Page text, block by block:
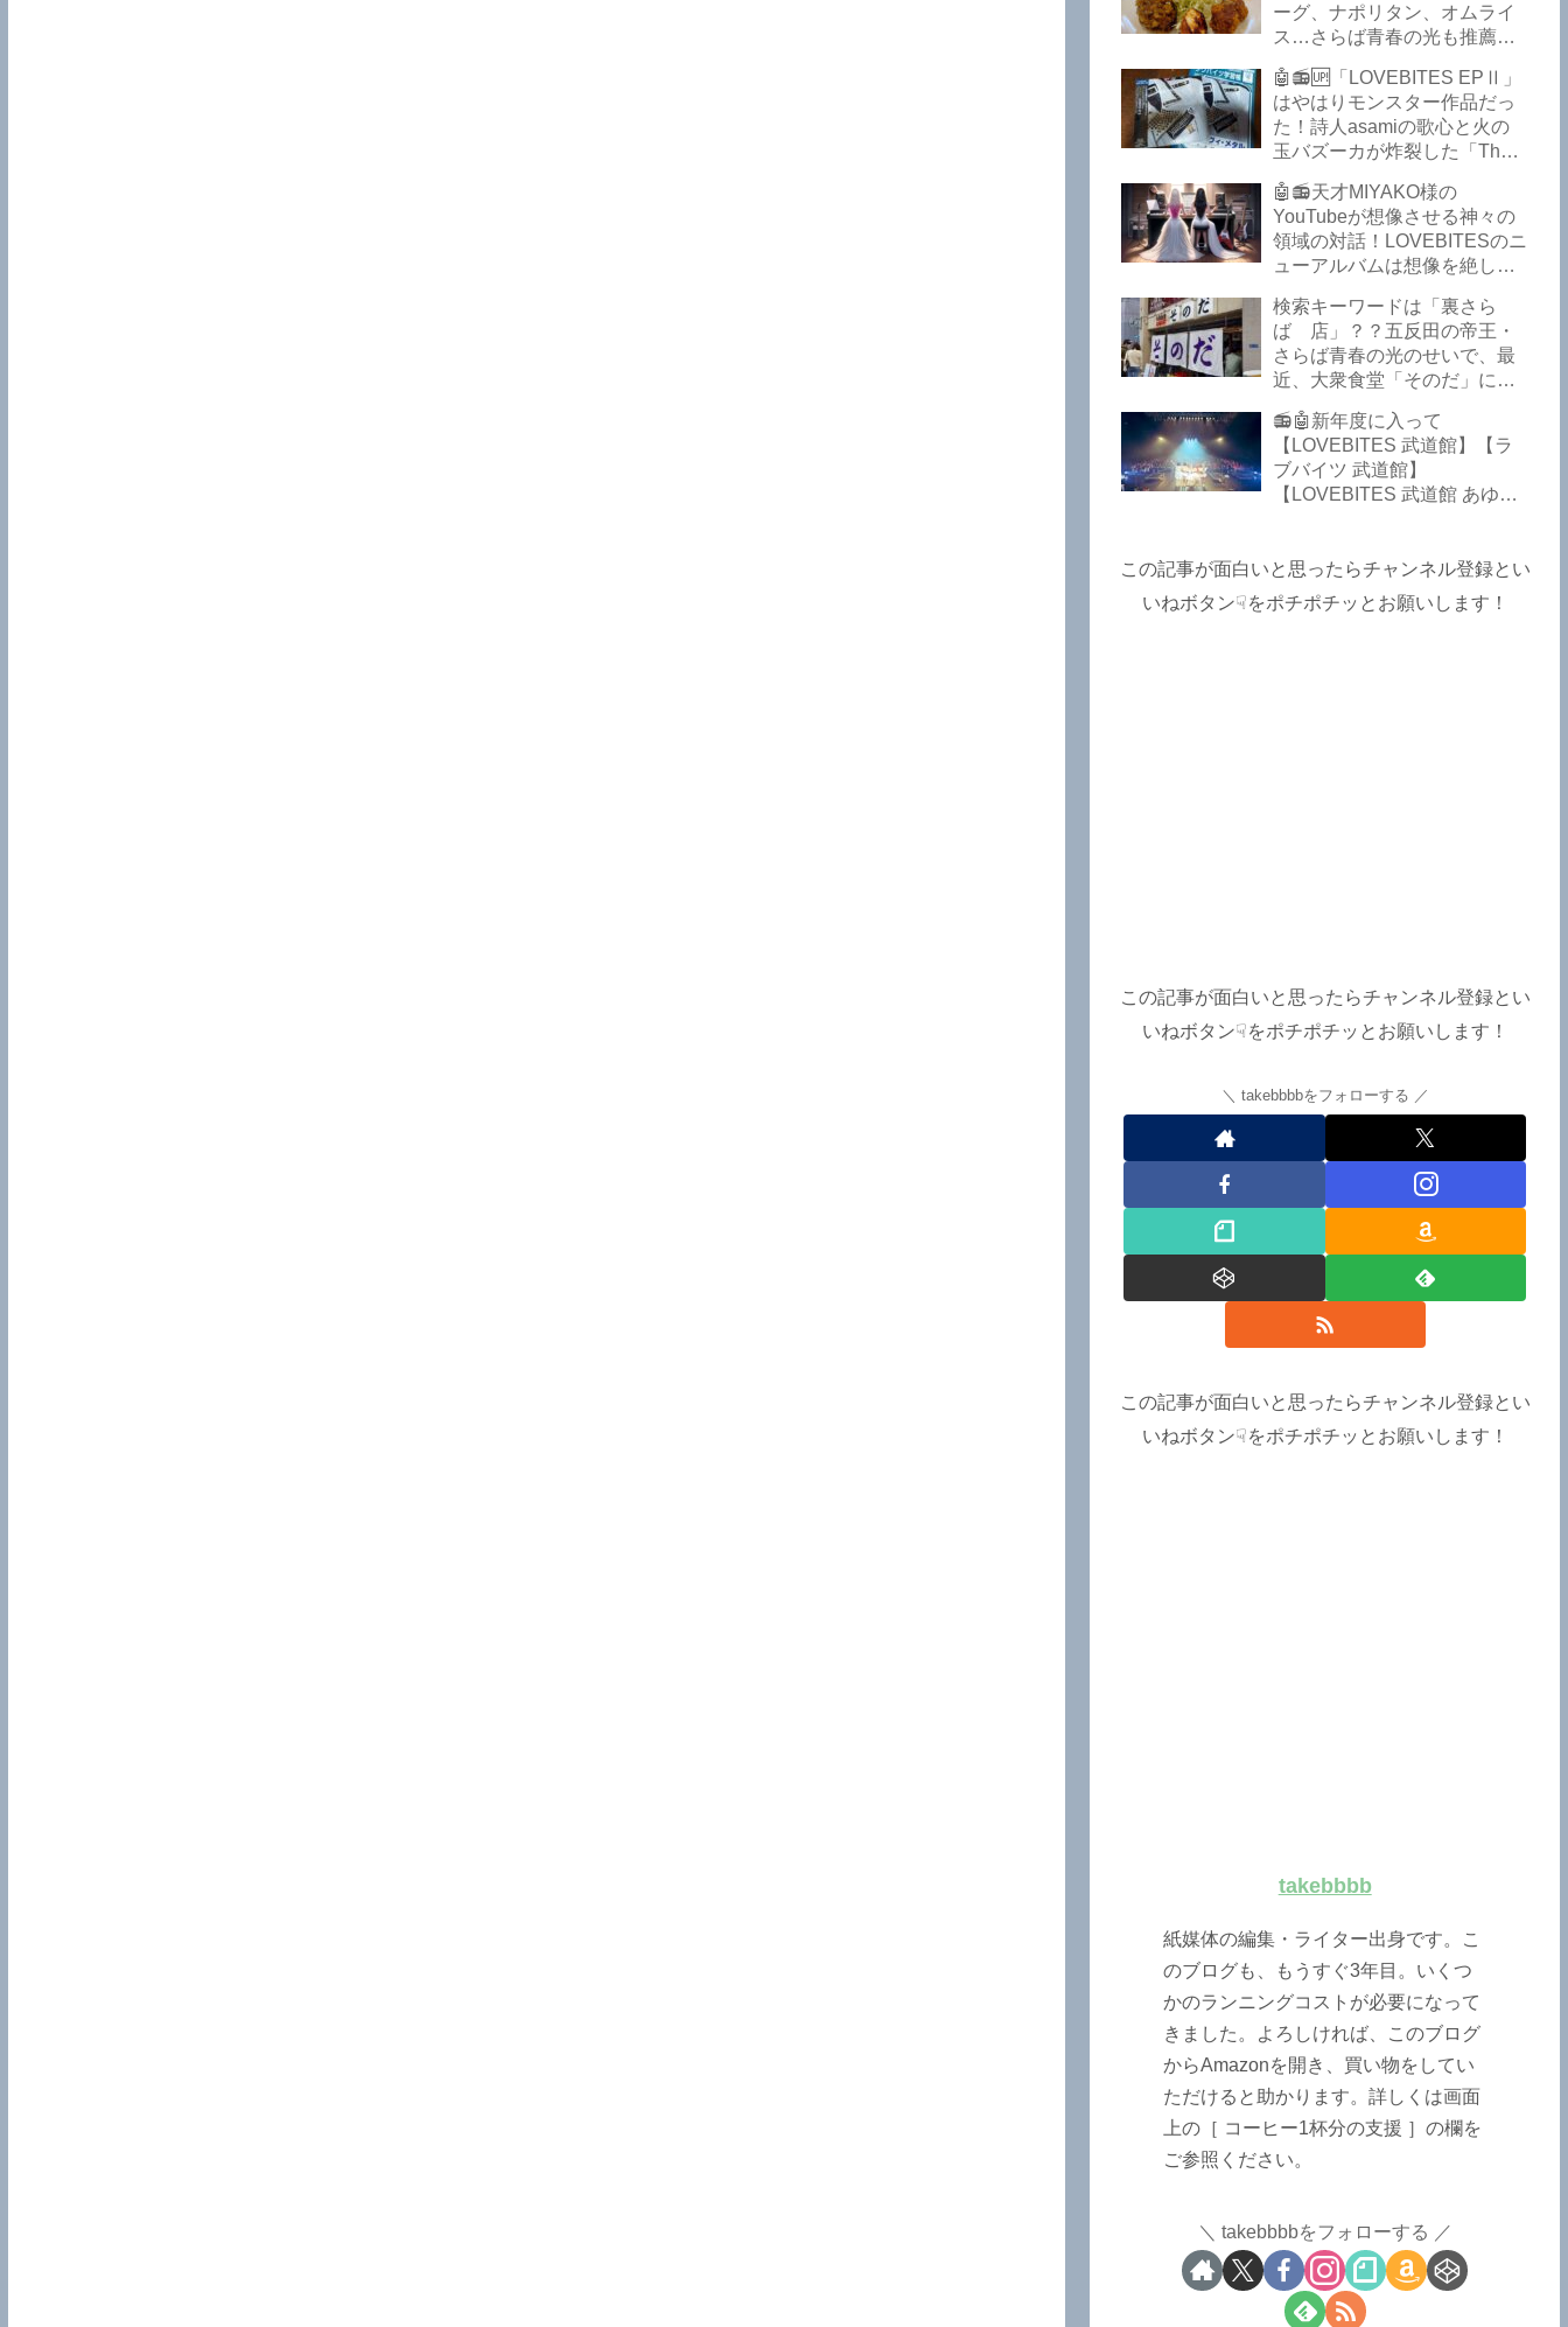
トリ】【LOVEBITES リクエ
スト曲】【LOVEBITES
Inspire】【LOVEBITES Under
The Red Sky】【LOVEBITES
Epilogue】【LOVEBITES
Today Is The Day】
【LOVEBITES Dystopia
Symphony】【LOVEBITES
My Orion】【LOVEBITES
Lost In The Garden】
【LOVEBITES The Bell In
Of Control】【LOVEBITES
The Eve Of Change】
ーグ、ナポリタン、オムライ
ス…さらば青春の光も推薦！
定のお子様ランチを食ってき
たよ！【さらば青春の光 五反
田 グルメ】
🤖📻🆙「LOVEBITES EPⅡ」
はやはりモンスター作品だっ
た！詩人asamiの歌心と火の
玉バズーカが炸裂した「The
のだぞ！～しながわロックラ
ジオ【追記あり】
🤖📻天才MIYAKO様の
YouTubeが想像させる神々の
領域の対話！LOVEBITESのニ
ューアルバムは想像を絶して
玉てやんでい、D-A-Dの新
曲、ブルース・ディッキンソ
ン情報などです～しながわロ
ックラジオ【追記複数あり】
検索キーワードは「裏さら
ば 店」？？五反田の帝王・
さらば青春の光のせいで、最
近、大衆食堂「そのだ」に入
よ…【さらば青春の光 五反田
グルメ】
📻🤖新年度に入って
【LOVEBITES 武道館】【ラ
ブバイツ 武道館】
【LOVEBITES 武道館 あゆ
2025 セトリ】【LOVEBITES
海外の反応】あたりがトレン
ドキーワードのようです。
この記事が面白いと思ったらチャンネル登録とい
いねボタン☟をポチポチッとお願いします！
この記事が面白いと思ったらチャンネル登録とい
いねボタン☟をポチポチッとお願いします！
takebbbbをフォローする
この記事が面白いと思ったらチャンネル登録とい
いねボタン☟をポチポチッとお願いします！
takebbbb
紙媒体の編集・ライター出身です。こ
のブログも、もうすぐ3年目。いくつ
かのランニングコストが必要になって
きました。よろしければ、このブログ
からAmazonを開き、買い物をしてい
ただけると助かります。詳しくは画面
上の［ コーヒー1杯分の支援 ］の欄を
ご参照ください。
takebbbbをフォローする